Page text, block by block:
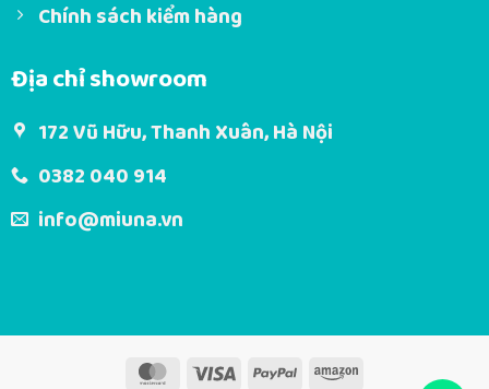
Chính sách kiểm hàng
Địa chỉ showroom
172 Vũ Hữu, Thanh Xuân, Hà Nội
0382 040 914
info@miuna.vn